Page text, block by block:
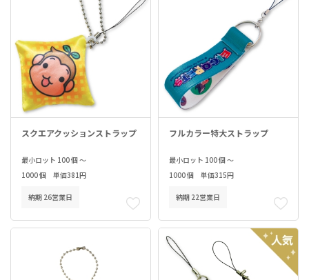
スクエアクッションストラップ
最小ロット 100 個 ～
1000 個 単価381円
納期 26営業日
フルカラー特大ストラップ
最小ロット 100 個 ～
1000 個 単価315円
納期 22営業日